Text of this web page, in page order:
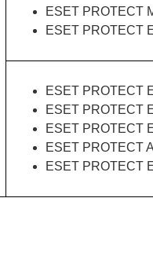
ESET PROTECT
ESET PROTECT
ESET PROTECT
ESET PROTECT
ESET PROTECT
ESET PROTECT
ESET PROTECT